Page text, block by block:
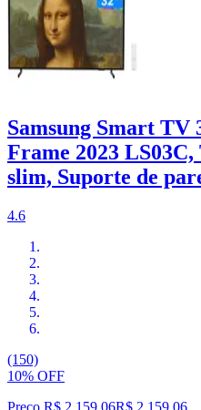
Samsung Smart
Frame 2023
slim, Suporte de
4.6
(150)
10% OFF
Preço R$ 2.159,06R$ 2.159,06